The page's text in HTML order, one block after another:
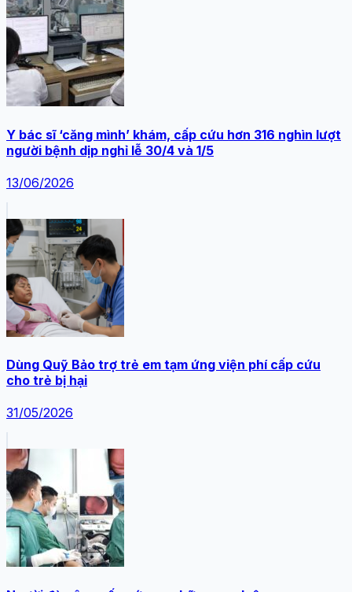
Y bác sĩ ‘căng mình’ khám, cấp cứu hơn 316 nghìn lượt
người bệnh dịp nghỉ lễ 30/4 và 1/5
13/06/2026
Dùng Quỹ Bảo trợ trẻ em tạm ứng viện phí cấp cứu
cho trẻ bị hại
31/05/2026